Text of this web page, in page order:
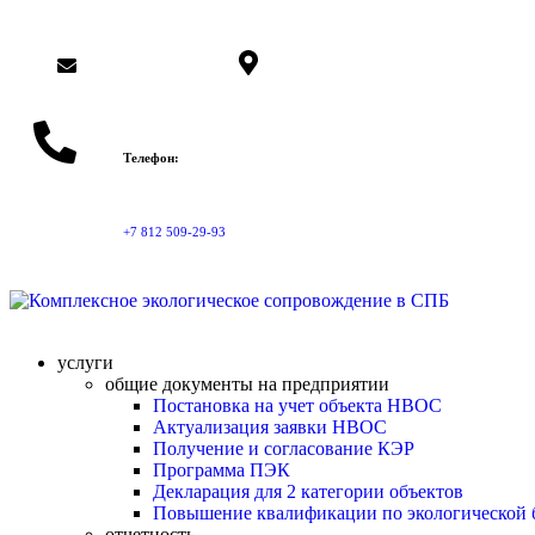
Телефон:
+7 812 509-29-93
услуги
общие документы на предприятии
Постановка на учет объекта НВОС
Актуализация заявки НВОС
Получение и согласование КЭР
Программа ПЭК
Декларация для 2 категории объектов
Повышение квалификации по экологической